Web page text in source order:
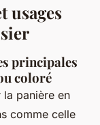
usages
principales
coloré
panière en
comme celle